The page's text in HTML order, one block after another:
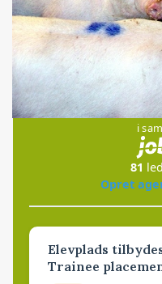
i
81
Opret
Elevplads
Trainee